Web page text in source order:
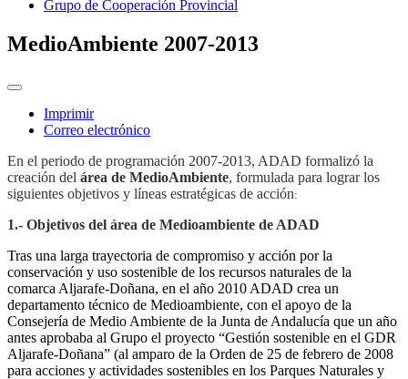
Grupo de Cooperación Provincial
MedioAmbiente 2007-2013
Imprimir
Correo electrónico
En el periodo de programación 2007-2013, ADAD formalizó la
creación del área de MedioAmbiente, formulada para lograr los
siguientes objetivos y líneas estratégicas de acción:
1.- Objetivos del área de Medioambiente de ADAD
Tras una larga trayectoria de compromiso y acción por la
conservación y uso sostenible de los recursos naturales de la
comarca Aljarafe-Doñana, en el año 2010 ADAD crea un
departamento técnico de Medioambiente, con el apoyo de la
Consejería de Medio Ambiente de la Junta de Andalucía que un año
antes aprobaba al Grupo el proyecto “Gestión sostenible en el GDR
Aljarafe-Doñana” (al amparo de la Orden de 25 de febrero de 2008
para acciones y actividades sostenibles en los Parques Naturales y